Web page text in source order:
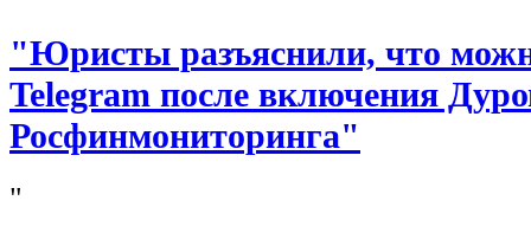
"Юристы разъяснили, что
Telegram после включения
Росфинмониторинга"
"